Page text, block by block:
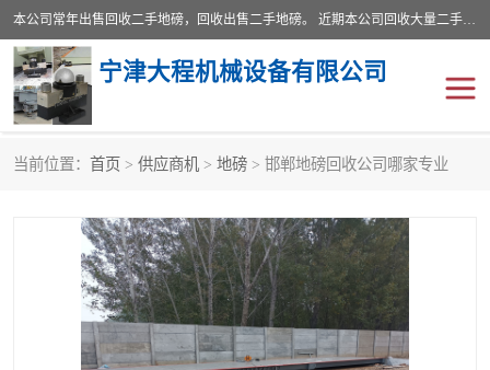
本公司常年出售回收二手地磅，回收出售二手地磅。 近期本公司回收大量二手地磅，型号齐全，宽度从2米到3.5米，长度5米到25米，承重吨位从10到200吨，成色7—9成新。 ? 使用年限6个月至2年，产品来源于个人闲置品，工矿企业停用品，因小换大而来。 精准度和新的一样， 二手地磅是内行人的选择，打个电话就省钱朋友您好等什么
宁津大程机械设备有限公司
当前位置： 首页 > 供应商机 > 地磅 > 邯郸地磅回收公司哪家专业
地磅传感器 废纸打包机
烘干机 食品烘干机
装载机电子秤 输送机